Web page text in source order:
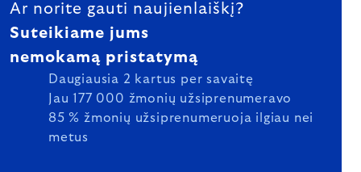
Ar norite gauti naujienlaiškį?
Suteikiame jums
nemokamą pristatymą
Daugiausia 2 kartus per savaitę
Jau 177 000 žmonių užsiprenumeravo
85 % žmonių užsiprenumeruoja ilgiau nei
metus